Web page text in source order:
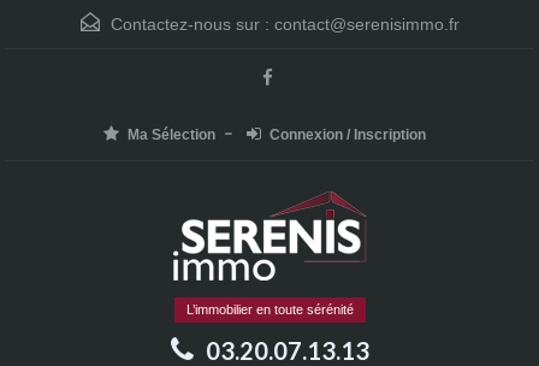
Contactez-nous sur : contact@serenisimmo.fr
Ma Sélection Connexion / Inscription
L’immobilier en toute sérénité
03.20.07.13.13